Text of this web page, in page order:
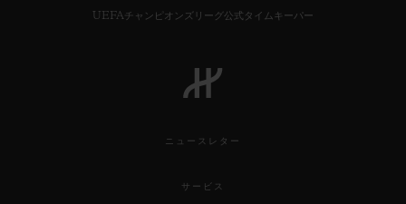
UEFAチャンピオンズリーグ公式タイムキーパー
ニュースレター
サービス